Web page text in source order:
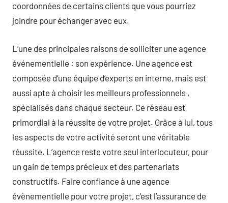
coordonnées de certains clients que vous pourriez
joindre pour échanger avec eux.
L’une des principales raisons de solliciter une agence
événementielle : son expérience. Une agence est
composée d’une équipe d’experts en interne, mais est
aussi apte à choisir les meilleurs professionnels ,
spécialisés dans chaque secteur. Ce réseau est
primordial à la réussite de votre projet. Grâce à lui, tous
les aspects de votre activité seront une véritable
réussite. L’agence reste votre seul interlocuteur, pour
un gain de temps précieux et des partenariats
constructifs. Faire confiance à une agence
évènementielle pour votre projet, c’est l’assurance de